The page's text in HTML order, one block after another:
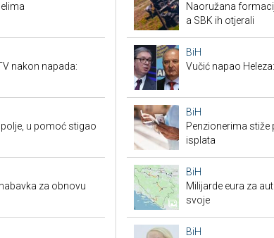
nakon napada:
u pomoć stigao
za obnovu
Naoružana
a SBK ih otjerali
BiH
Vučić napao
BiH
Penzionerima stiže
isplata
BiH
Milijarde eura za
svoje
BiH